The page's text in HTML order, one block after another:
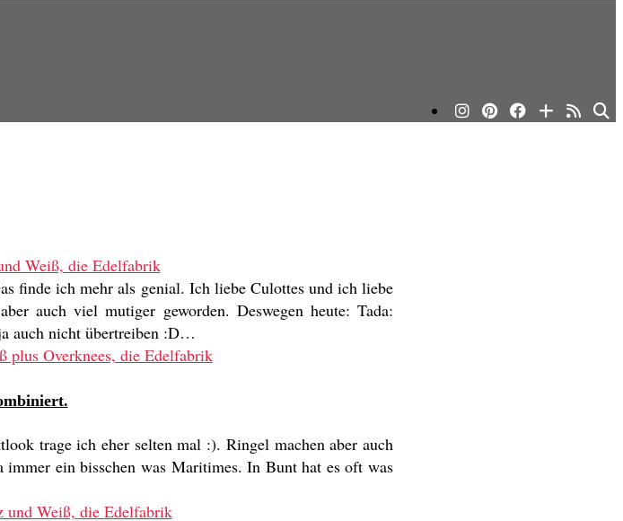
finde ich mehr als genial. Ich liebe Culottes und ich liebe
auch viel mutiger geworden. Deswegen heute: Tada:
auch nicht übertreiben :D…
trage ich eher selten mal :). Ringel machen aber auch
ein bisschen was Maritimes. In Bunt hat es oft was